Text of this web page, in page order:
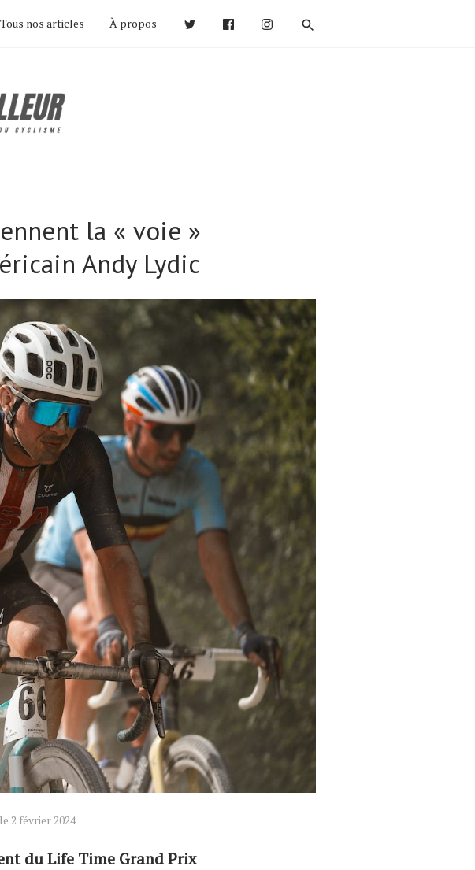
Tous nos articles À propos
la « voie »
Andy Lydic
2 février 2024
du Life Time Grand Prix